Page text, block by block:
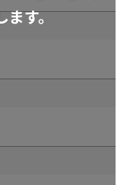
ます。